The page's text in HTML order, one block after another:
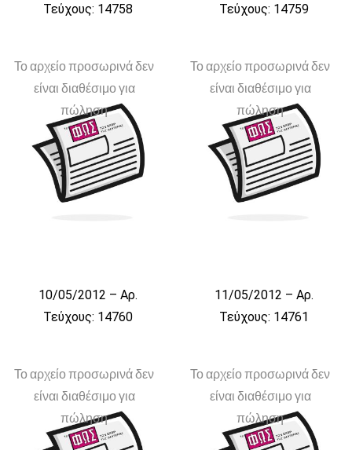
Τεύχους: 14758
Τεύχους: 14759
Το αρχείο προσωρινά δεν
είναι διαθέσιμο για
πώληση
10/05/2012 – Αρ.
Τεύχους: 14760
Το αρχείο προσωρινά δεν
είναι διαθέσιμο για
πώληση
11/05/2012 – Αρ.
Τεύχους: 14761
Το αρχείο προσωρινά δεν
είναι διαθέσιμο για
πώληση
Το αρχείο προσωρινά δεν
είναι διαθέσιμο για
πώληση